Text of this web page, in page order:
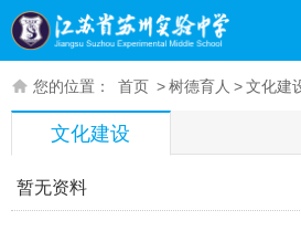
您的位置： 首页 >树德育人 >文化建
文化建设
暂无资料